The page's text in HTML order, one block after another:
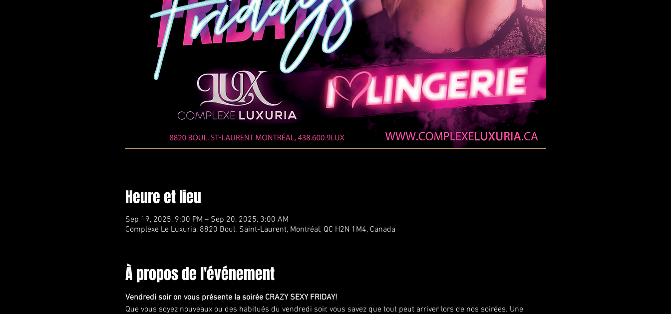
Heure et lieu
Sep 19, 2025, 9:00 PM – Sep 20, 2025, 3:00 AM
Complexe Le Luxuria, 8820 Boul. Saint-Laurent, Montréal, QC H2N 1M4, Canada
À propos de l'événement
Vendredi soir on vous présente la soirée CRAZY SEXY FRIDAY!
Que vous soyez nouveaux ou des habitués du vendredi soir, vous savez que tout peut arriver lors de nos soirées. Une